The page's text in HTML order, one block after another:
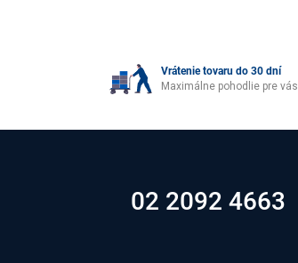
Vrátenie tovaru do 30 dní
Maximálne pohodlie pre vás
02 2092 4663